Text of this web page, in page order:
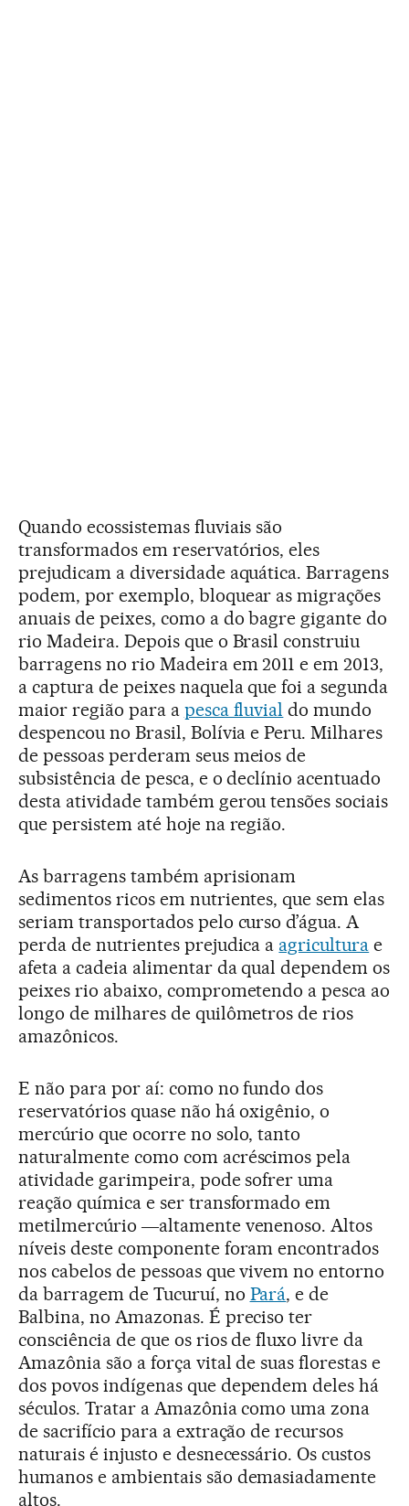
Quando ecossistemas fluviais são
transformados em reservatórios, eles
prejudicam a diversidade aquática. Barragens
podem, por exemplo, bloquear as migrações
anuais de peixes, como a do bagre gigante do
rio Madeira. Depois que o Brasil construiu
barragens no rio Madeira em 2011 e em 2013,
a captura de peixes naquela que foi a segunda
maior região para a pesca fluvial do mundo
despencou no Brasil, Bolívia e Peru. Milhares
de pessoas perderam seus meios de
subsistência de pesca, e o declínio acentuado
desta atividade também gerou tensões sociais
que persistem até hoje na região.
As barragens também aprisionam
sedimentos ricos em nutrientes, que sem elas
seriam transportados pelo curso d’água. A
perda de nutrientes prejudica a agricultura e
afeta a cadeia alimentar da qual dependem os
peixes rio abaixo, comprometendo a pesca ao
longo de milhares de quilômetros de rios
amazônicos.
E não para por aí: como no fundo dos
reservatórios quase não há oxigênio, o
mercúrio que ocorre no solo, tanto
naturalmente como com acréscimos pela
atividade garimpeira, pode sofrer uma
reação química e ser transformado em
metilmercúrio ―altamente venenoso. Altos
níveis deste componente foram encontrados
nos cabelos de pessoas que vivem no entorno
da barragem de Tucuruí, no Pará, e de
Balbina, no Amazonas. É preciso ter
consciência de que os rios de fluxo livre da
Amazônia são a força vital de suas florestas e
dos povos indígenas que dependem deles há
séculos. Tratar a Amazônia como uma zona
de sacrifício para a extração de recursos
naturais é injusto e desnecessário. Os custos
humanos e ambientais são demasiadamente
altos.